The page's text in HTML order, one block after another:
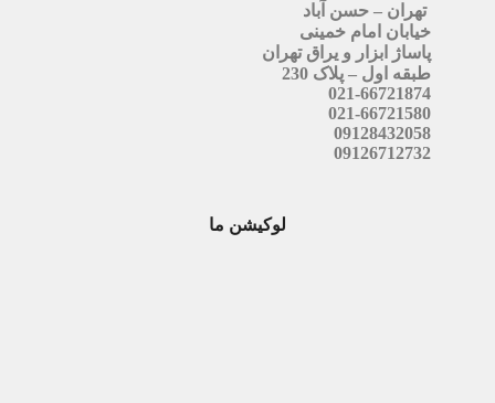
تهران – حسن آباد
خیابان امام خمینی
پاساژ ابزار و یراق تهران
طبقه اول – پلاک 230
021-66721874
021-66721580
09128432058
09126712732
لوکیشن ما